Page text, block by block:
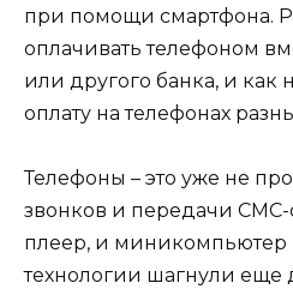
при помощи смартфона.
оплачивать телефоном
или другого банка, и как
оплату на телефонах
Телефоны – это уже не
звонков и передачи СМС-
плеер, и миникомпьютер
технологии шагнули еще